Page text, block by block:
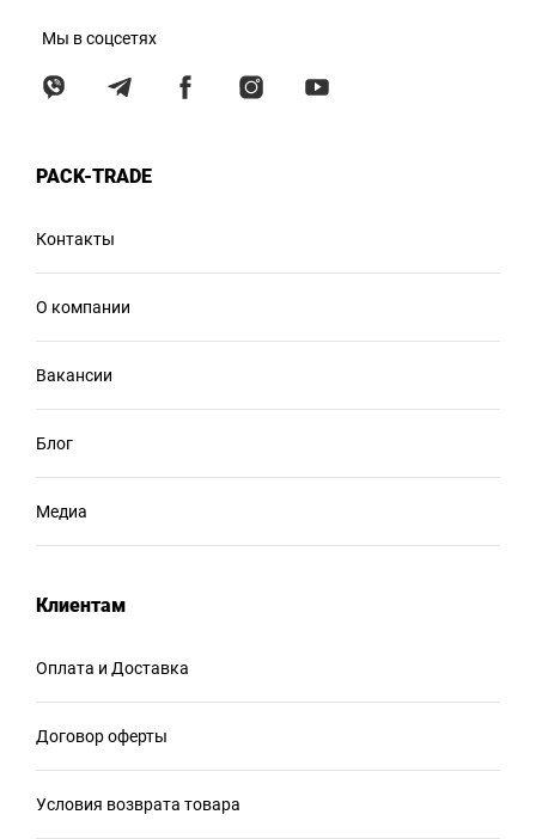
Мы в соцсетях
PACK-TRADE
Контакты
О компании
Вакансии
Блог
Медиа
Клиентам
Оплата и Доставка
Договор оферты
Условия возврата товара